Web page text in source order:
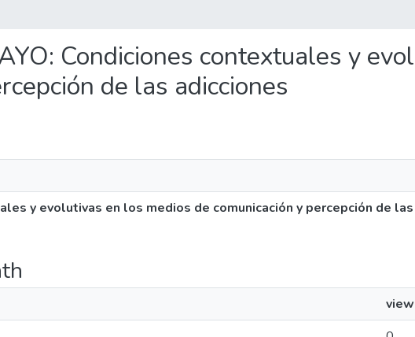
Condiciones contextuales y
de las adicciones
y evolutivas en los medios de comunicación y percepción de